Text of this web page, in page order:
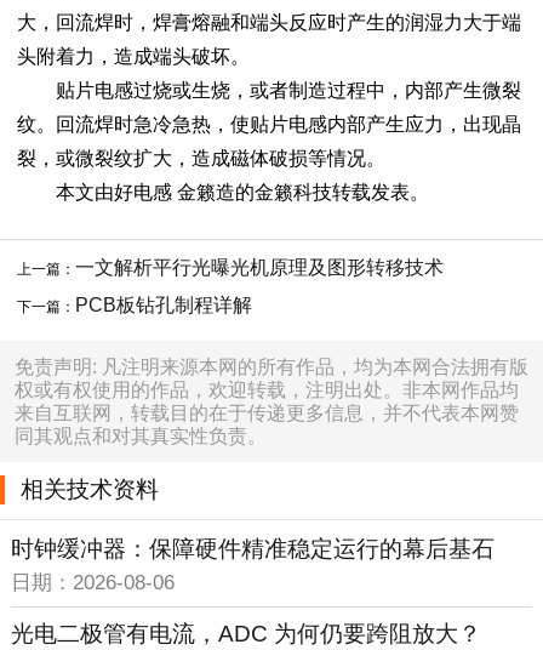
大，回流焊时，焊膏熔融和端头反应时产生的润湿力大于端
头附着力，造成端头破坏。
贴片电感过烧或生烧，或者制造过程中，内部产生微裂
纹。回流焊时急冷急热，使贴片电感内部产生应力，出现晶
裂，或微裂纹扩大，造成磁体破损等情况。
本文由好电感 金籁造的金籁科技转载发表。
上一篇：一文解析平行光曝光机原理及图形转移技术
下一篇： PCB板钻孔制程详解
免责声明: 凡注明来源本网的所有作品，均为本网合法拥有版
权或有权使用的作品，欢迎转载，注明出处。非本网作品均
来自互联网，转载目的在于传递更多信息，并不代表本网赞
同其观点和对其真实性负责。
相关技术资料
时钟缓冲器：保障硬件精准稳定运行的幕后基石
日期：2026-08-06
光电二极管有电流，ADC 为何仍要跨阻放大？